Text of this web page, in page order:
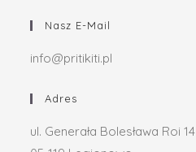
Nasz E-Mail
info@pritikiti.pl
Adres
ul. Generała Bolesława Roi 14